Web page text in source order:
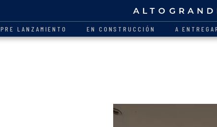
PRE LANZAMIENTO EN CONSTRUCCIÓN A